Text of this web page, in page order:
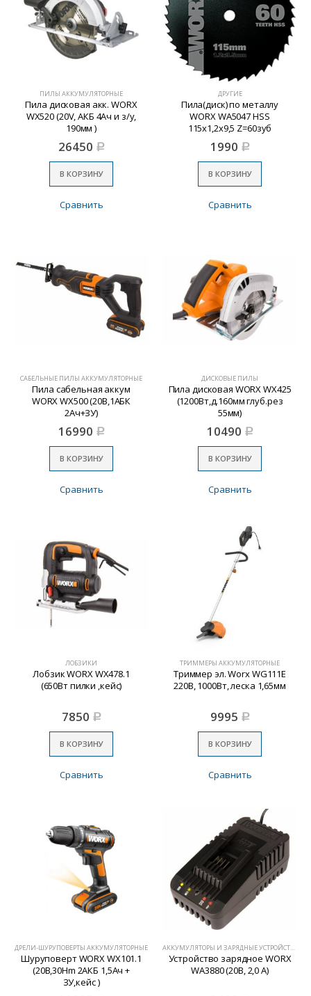
ПИЛЫ АККУМУЛЯТОРНЫЕ
Пила дисковая акк. WORX
WX520 (20V, АКБ 4Ач и з/у,
190мм )
26450 Р
В КОРЗИНУ
Сравнить
ДРУГИЕ
Пила(диск) по металлу
WORX WA5047 HSS
115х1,2х9,5 Z=60зуб
1990 Р
В КОРЗИНУ
Сравнить
САБЕЛЬНЫЕ ПИЛЫ АККУМУЛЯТОРНЫЕ
Пила сабельная аккум
WORX WX500 (20В,1АБК
2Ач+ЗУ)
16990 Р
В КОРЗИНУ
Сравнить
ДИСКОВЫЕ ПИЛЫ
Пила дисковая WORX WX425
(1200Вт,д.160мм глуб.рез
55мм)
10490 Р
В КОРЗИНУ
Сравнить
ЛОБЗИКИ
Лобзик WORX WX478.1
(650Вт пилки ,кейс)
7850 Р
В КОРЗИНУ
Сравнить
ТРИММЕРЫ АККУМУЛЯТОРНЫЕ
Триммер эл. Worx WG111E
220В, 1000Вт, леска 1,65мм
9995 Р
В КОРЗИНУ
Сравнить
ДРЕЛИ-ШУРУПОВЕРТЫ АККУМУЛЯТОРНЫЕ
Шуруповерт WORX WX101.1
(20В,30Hm 2АКБ 1,5Ач +
ЗУ,кейс )
АККУМУЛЯТОРЫ И ЗАРЯДНЫЕ УСТРОЙСТВА
Устройство зарядное WORX
WA3880 (20В, 2,0 А)